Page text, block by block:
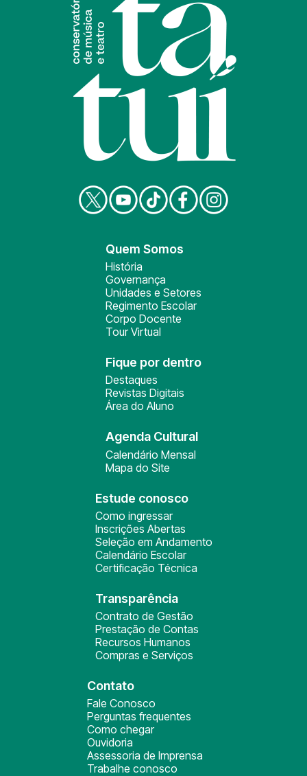
Quem Somos
História
Governança
Unidades e Setores
Regimento Escolar
Corpo Docente
Tour Virtual
Fique por dentro
Destaques
Revistas Digitais
Área do Aluno
Agenda Cultural
Calendário Mensal
Mapa do Site
Estude conosco
Como ingressar
Inscrições Abertas
Seleção em Andamento
Calendário Escolar
Certificação Técnica
Transparência
Contrato de Gestão
Prestação de Contas
Recursos Humanos
Compras e Serviços
Contato
Fale Conosco
Perguntas frequentes
Como chegar
Ouvidoria
Assessoria de Imprensa
Trabalhe conosco